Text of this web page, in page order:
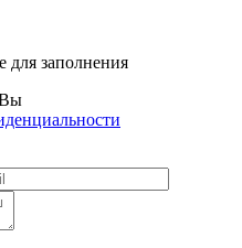
для заполнения
Вы